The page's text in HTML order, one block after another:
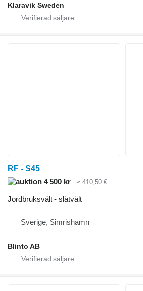
Klaravik Sweden
RF - S45
4 500 kr
≈ 410,50 €
Jordbruksvält - slätvält
Sverige, Simrishamn
Blinto AB